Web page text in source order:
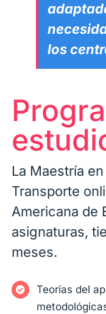
los
La Maestría
Transporte
Americana de
asignaturas,
meses.
Teorías del